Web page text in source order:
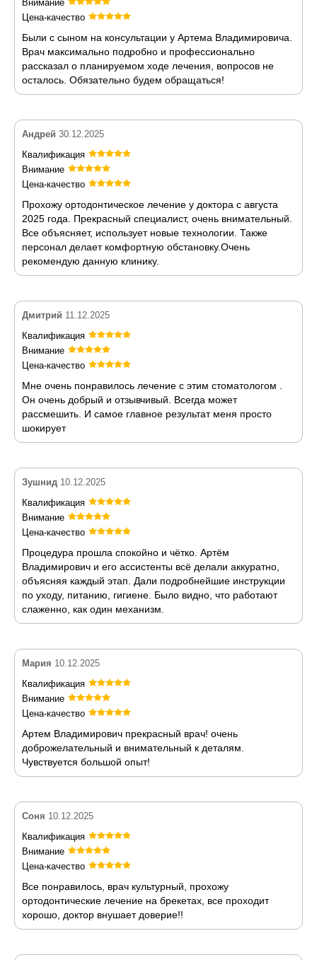
Внимание
Цена-качество
Были с сыном на консультации у Артема Владимировича.
Врач максимально подробно и профессионально
рассказал о планируемом ходе лечения, вопросов не
осталось. Обязательно будем обращаться!
Андрей 30.12.2025
Квалификация
Внимание
Цена-качество
Прохожу ортодонтическое лечение у доктора с августа
2025 года. Прекрасный специалист, очень внимательный.
Все объясняет, использует новые технологии. Также
персонал делает комфортную обстановку.Очень
рекомендую данную клинику.
Дмитрий 11.12.2025
Квалификация
Внимание
Цена-качество
Мне очень понравилось лечение с этим стоматологом .
Он очень добрый и отзывчивый. Всегда может
рассмешить. И самое главное результат меня просто
шокирует
Зушнид 10.12.2025
Квалификация
Внимание
Цена-качество
Процедура прошла спокойно и чётко. Артём
Владимирович и его ассистенты всё делали аккуратно,
объясняя каждый этап. Дали подробнейшие инструкции
по уходу, питанию, гигиене. Было видно, что работают
слаженно, как один механизм.
Мария 10.12.2025
Квалификация
Внимание
Цена-качество
Артем Владимирович прекрасный врач! очень
доброжелательный и внимательный к деталям.
Чувствуется большой опыт!
Соня 10.12.2025
Квалификация
Внимание
Цена-качество
Все понравилось, врач культурный, прохожу
ортодонтические лечение на брекетах, все проходит
хорошо, доктор внушает доверие!!